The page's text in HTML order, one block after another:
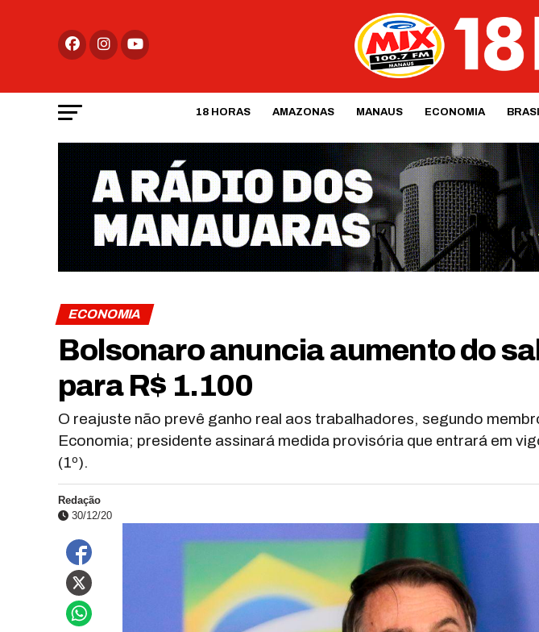
18 HORAS AMAZONAS MANAUS ECONOMIA
ECONOMIA
Bolsonaro anuncia aumento do
para R$ 1.100
O reajuste não prevê ganho real aos trabalhadores, segundo
Economia; presidente assinará medida provisória que entrará em
(1º).
Redação
30/12/20